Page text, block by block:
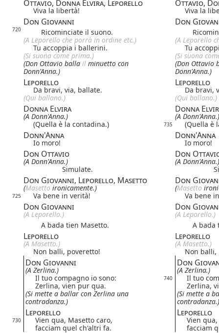
Ottavio, Donna Elvira, Leporello Ottavio,
Viva la libertà! Viva la
Don Giovanni Don
720 Ricominciate il suono.
(A Leporello che porrà in ordine etc.)
(A Leporello
Tu accoppia i ballerini.
Tu
(Si suona come prima.)
(Si suona
(Don Ottavio balla il minuetto con
Donn'Anna.)
(Don Ottavio
Donn'Anna.)
Leporello Leporello
Da bravi, via, ballate.
Da bravi,
(Qui ballano.)
(Qui ballano.)
Donna Elvira Donna
(A Donn'Anna.)
(A Donn'Anna.)
(Quella è la contadina.)
735 (Quella è
Donn'Anna Donn'Anna
Io moro! Io moro!
Don Ottavio Don
(A Donn'Anna.)
(A Donn'Anna.)
Simulate.
Don Giovanni, Leporello, Masetto Don
(Masetto ironicamente.) (Masetto
725 Va bene in verità! Va bene
Don Giovanni Don
(A Leporello.)
(A Leporello.)
A bada tien Masetto.
A bada
Leporello Leporello
(A Masetto.)
(A Masetto.)
Non balli, poveretto!
Non balli,
Don Giovanni Don
(A Zerlina.)
(A Zerlina.)
Il tuo compagno io sono:
740
Il tuo
Zerlina, vien pur qua.
Zerlina,
(Si mette a ballar con Zerlina una
contradanza.)
(Si mette a
contradanza.)
Leporello Leporello
730 Vien qua, Masetto caro,
Vien
facciam quel ch'altri fa.
facciam